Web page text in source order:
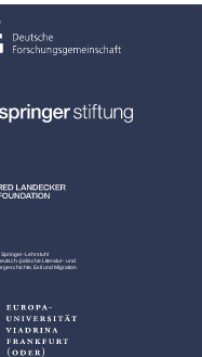
Springer-Lehrstuhl
jüdische Literatur- und
Exil und Migration